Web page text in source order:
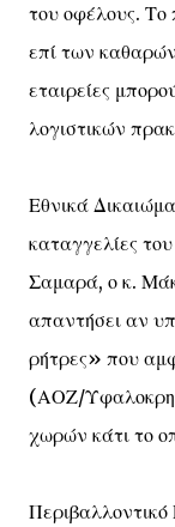
του οφέλους. Το
επί των
εταιρείες
λογιστικών
Εθνικά
καταγγελίες
Σαμαρά, ο κ.
απαντήσει αν
ρήτρες» που
(ΑΟΖ/
χωρών κάτι το
Περιβαλλοντικό